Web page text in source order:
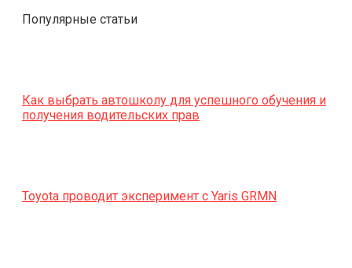
Популярные статьи
Как выбрать автошколу для успешного обучения и
получения водительских прав
Toyota проводит эксперимент с Yaris GRMN